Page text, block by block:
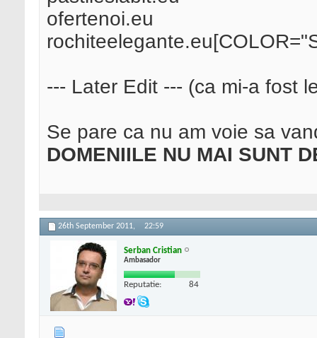
ofertenoi.eu
--- Later Edit --- (ca mi-a fost
Se pare ca nu am voie sa
DOMENIILE NU MAI SUNT
26th September 2011, 22:59
Serban Cristian
Ambasador
Reputatie: 84